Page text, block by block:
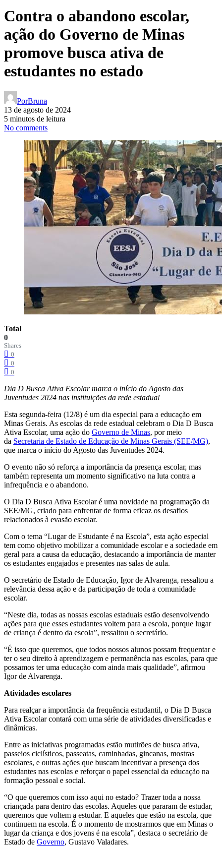
Contra o abandono escolar,
ação do Governo de Minas
promove busca ativa de
estudantes no estado
PorBruna
13 de agosto de 2024
5 minutos de leitura
No comments
Total
0
Shares
0
0
0
Dia D Busca Ativa Escolar marca o início do Agosto das
Juventudes 2024 nas instituições da rede estadual
Esta segunda-feira (12/8) é um dia especial para a educação em
Minas Gerais. As escolas da rede estadual celebram o Dia D Busca
Ativa Escolar, uma ação do Governo de Minas, por meio
da Secretaria de Estado de Educação de Minas Gerais (SEE/MG),
que marca o início do Agosto das Juventudes 2024.
O evento não só reforça a importância da presença escolar, mas
também representa um momento significativo na luta contra a
infrequência e o abandono.
O Dia D Busca Ativa Escolar é uma novidade na programação da
SEE/MG, criado para enfrentar de forma eficaz os desafios
relacionados à evasão escolar.
Com o tema “Lugar de Estudante é na Escola”, esta ação especial
tem como objetivo mobilizar a comunidade escolar e a sociedade em
geral para a causa da educação, destacando a importância de manter
os estudantes engajados e presentes nas salas de aula.
O secretário de Estado de Educação, Igor de Alvarenga, ressaltou a
relevância dessa ação e da participação de toda a comunidade
escolar.
“Neste dia, todas as nossas escolas estaduais estão desenvolvendo
ações para que esses estudantes voltem para a escola, porque lugar
de criança é dentro da escola”, ressaltou o secretário.
“É isso que queremos, que todos nossos alunos possam frequentar e
ter o seu direito à aprendizagem e permanência nas escolas, para que
possamos ter uma educação com ainda mais qualidade”, afirmou
Igor de Alvarenga.
Atividades escolares
Para realçar a importância da frequência estudantil, o Dia D Busca
Ativa Escolar contará com uma série de atividades diversificadas e
dinâmicas.
Entre as iniciativas programadas estão mutirões de busca ativa,
passeios ciclísticos, passeatas, caminhadas, gincanas, mostras
escolares, e outras ações que buscam incentivar a presença dos
estudantes nas escolas e reforçar o papel essencial da educação na
formação pessoal e social.
“O que queremos com isso aqui no estado? Trazer toda a nossa
criançada para dentro das escolas. Aqueles que pararam de estudar,
queremos que voltem a estudar. E aqueles que estão na escola, que
continuem na escola. É o momento de mostrarmos que em Minas o
lugar da criança e dos jovens é na escola”, destaca o secretário de
Estado de Governo, Gustavo Valadares.